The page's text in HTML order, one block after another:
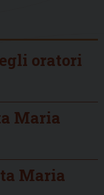
oratori
Maria
Maria